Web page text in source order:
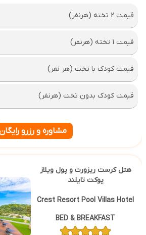
قیمت 2 تخته (هرنفر)
قیمت 1 تخته (هرنفر)
قیمت کودک با تخت (هر نفر)
قیمت کودک بدون تخت (هرنفر)
مشاوره و رزرو رایگان
هتل کرست ریزورت و پول ویلاز
پوکت تایلند
Crest Resort Pool Villas Hotel
BED & BREAKFAST